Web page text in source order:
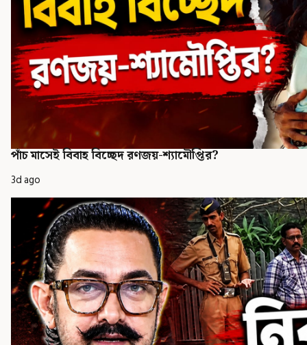
পাঁচ মাসেই বিবাহ বিচ্ছেদ রণজয়-শ্যামৌপ্তির?
3d ago